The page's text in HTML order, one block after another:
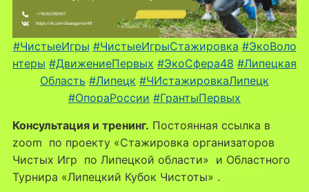
#ЧистыеИгры #ЧистыеИгрыСтажировка #ЭкоВоло
нтеры #ДвижениеПервых #ЭкоСфера48 #Липецкая
Область #Липецк #ЧИстажировкаЛипецк
#ОпораРоссии #ГрантыПервых
Консультация и тренинг. Постоянная ссылка в
zoom по проекту «Стажировка организаторов
Чистых Игр по Липецкой области» и Областного
Турнира «Липецкий Кубок Чистоты» .